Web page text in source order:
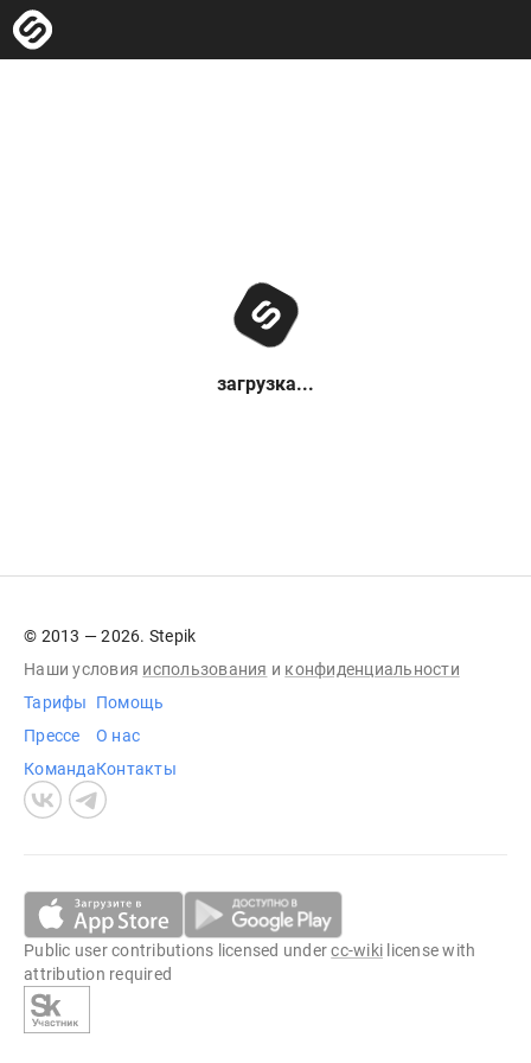
загрузка...
© 2013 — 2026. Stepik
Наши условия использования и конфиденциальности
Тарифы
Прессе
Команда
Помощь
О нас
Контакты
Public user contributions licensed undercc-wiki license with
attribution required